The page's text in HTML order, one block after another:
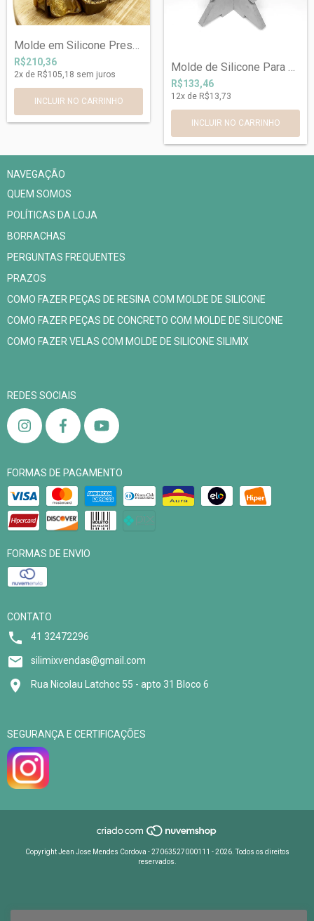
R$210,36
2x de R$105,18 sem juros
Molde de Silicone Para Árvore Natalina R...
R$133,46
12x de R$13,73
NAVEGAÇÃO
QUEM SOMOS
POLÍTICAS DA LOJA
BORRACHAS
PERGUNTAS FREQUENTES
PRAZOS
COMO FAZER PEÇAS DE RESINA COM MOLDE DE SILICONE
COMO FAZER PEÇAS DE CONCRETO COM MOLDE DE SILICONE
COMO FAZER VELAS COM MOLDE DE SILICONE SILIMIX
REDES SOCIAIS
FORMAS DE PAGAMENTO
FORMAS DE ENVIO
CONTATO
41 32472296
silimixvendas@gmail.com
Rua Nicolau Latchoc 55 - apto 31 Bloco 6
SEGURANÇA E CERTIFICAÇÕES
Copyright Jean Jose Mendes Cordova - 27063527000111 - 2026. Todos os direitos
reservados.